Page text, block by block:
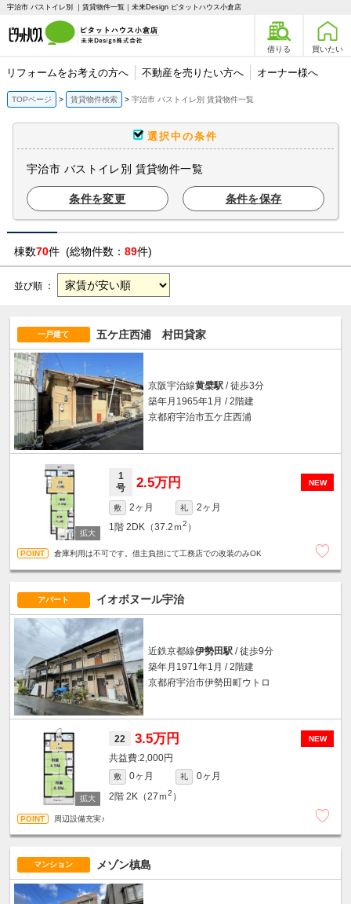
宇治市 バストイレ別 ｜賃貸物件一覧｜未来Design ピタットハウス小倉店
借りる 買いたい
リフォームをお考えの方へ 不動産を売りたい方へ オーナー様へ
TOPページ 賃貸物件検索 宇治市 バストイレ別 賃貸物件一覧
選択中の条件
宇治市 バストイレ別 賃貸物件一覧
条件を変更 条件を保存
棟数70件 (総物件数： 89件)
並び順 ：
一戸建て 五ケ庄西浦 村田貸家
京阪宇治線黄檗駅/ 徒歩3分
築年月1965年1月 / 2階建
京都府宇治市五ケ庄西浦
NEW
1
号
2.5万円
敷 2ヶ月 礼
2ヶ月
1階 2DK（37.2ｍ2 ）
倉庫利用は不可です。借主負担にて工務店での改装のみOK
アパート イオボヌール宇治
近鉄京都線伊勢田駅/ 徒歩9分
築年月1971年1月 / 2階建
京都府宇治市伊勢田町ウトロ
NEW
22 3.5万円
2,000円
敷 0ヶ月 礼
0ヶ月
2階 2K（27ｍ2 ）
周辺設備充実♪
マンション メゾン槙島